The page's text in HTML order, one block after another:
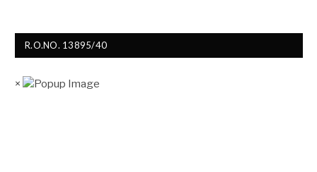
R.O.NO. 13895/40
×